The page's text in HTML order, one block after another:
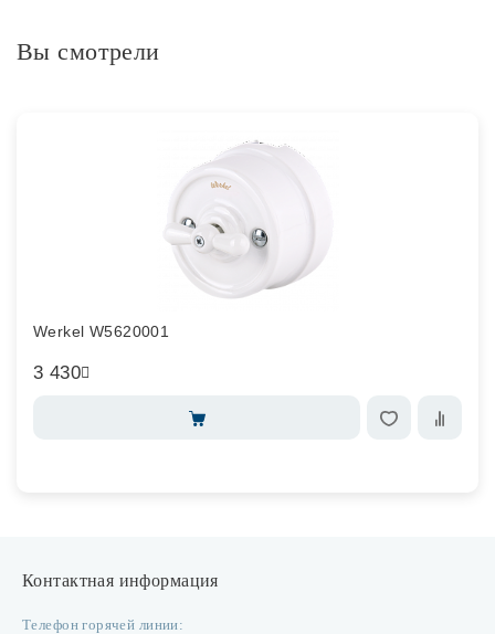
Вы смотрели
Werkel W5620001
3 430
Контактная информация
Телефон горячей линии: